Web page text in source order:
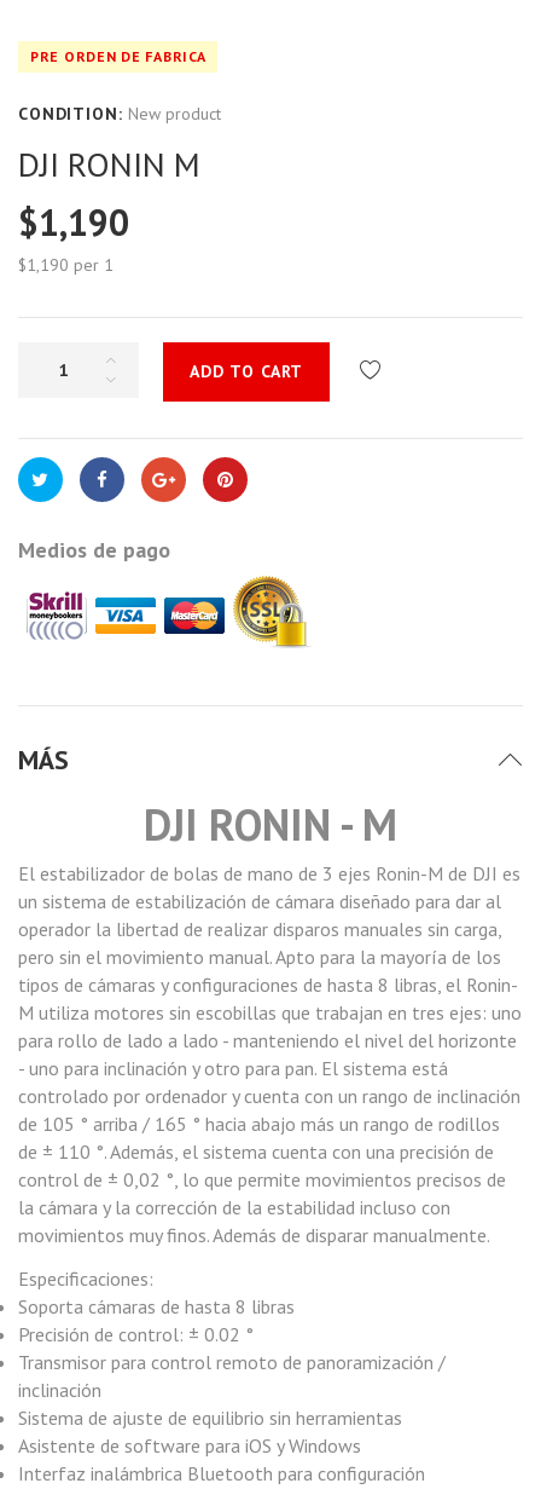
PRE ORDEN DE FABRICA
CONDITION: New product
DJI RONIN M
$1,190
$1,190 per 1
ADD TO CART
Medios de pago
MÁS
DJI RONIN - M
El estabilizador de bolas de mano de 3 ejes Ronin-M de DJI es
un sistema de estabilización de cámara diseñado para dar al
operador la libertad de realizar disparos manuales sin carga,
pero sin el movimiento manual. Apto para la mayoría de los
tipos de cámaras y configuraciones de hasta 8 libras, el Ronin-
M utiliza motores sin escobillas que trabajan en tres ejes: uno
para rollo de lado a lado - manteniendo el nivel del horizonte
- uno para inclinación y otro para pan. El sistema está
controlado por ordenador y cuenta con un rango de inclinación
de 105 ° arriba / 165 ° hacia abajo más un rango de rodillos
de ± 110 °. Además, el sistema cuenta con una precisión de
control de ± 0,02 °, lo que permite movimientos precisos de
la cámara y la corrección de la estabilidad incluso con
movimientos muy finos. Además de disparar manualmente.
Especificaciones:
Soporta cámaras de hasta 8 libras
Precisión de control: ± 0.02 °
Transmisor para control remoto de panoramización /
inclinación
Sistema de ajuste de equilibrio sin herramientas
Asistente de software para iOS y Windows
Interfaz inalámbrica Bluetooth para configuración